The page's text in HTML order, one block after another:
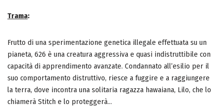
Trama:
Frutto di una sperimentazione genetica illegale effettuata su un
pianeta, 626 è una creatura aggressiva e quasi indistruttibile con
capacità di apprendimento avanzate. Condannato all’esilio per il
suo comportamento distruttivo, riesce a fuggire e a raggiungere
la terra, dove incontra una solitaria ragazza hawaiana, Lilo, che lo
chiamerà Stitch e lo proteggerà…